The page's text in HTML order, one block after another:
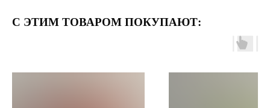
С ЭТИМ ТОВАРОМ ПОКУПАЮТ: